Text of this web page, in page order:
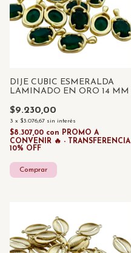
DIJE CUBIC ESMERALDA
LAMINADO EN ORO 14 MM
$9.230,00
3 x $3.076,67 sin interés
$8.307,00 con PROMO A
CONVENIR 🔥 - TRANSFERENCIA
10% OFF